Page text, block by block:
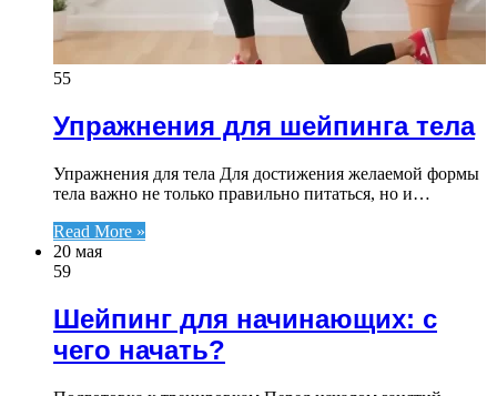
55
Упражнения для шейпинга тела
Упражнения для тела Для достижения желаемой формы
тела важно не только правильно питаться, но и…
Read More »
20 мая
59
Шейпинг для начинающих: с
чего начать?